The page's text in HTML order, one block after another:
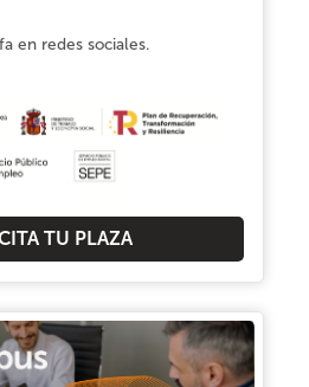
en redes sociales.
TU PLAZA